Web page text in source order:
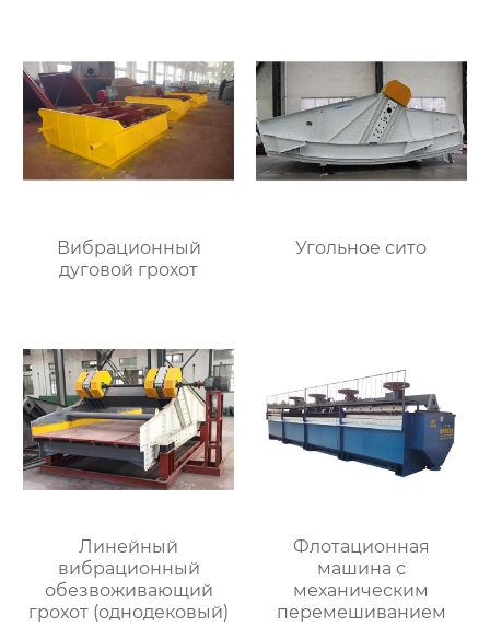
Вибрационный
дуговой грохот
Угольное сито
Линейный
вибрационный
обезвоживающий
грохот (однодековый)
Флотационная
машина с
механическим
перемешиванием